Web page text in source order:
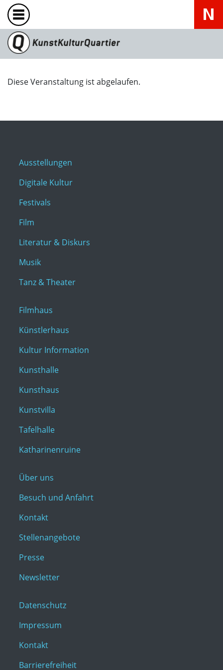
Diese Veranstaltung ist abgelaufen.
Ausstellungen
Digitale Kultur
Festivals
Film
Literatur & Diskurs
Musik
Tanz & Theater
Filmhaus
Künstlerhaus
Kultur Information
Kunsthalle
Kunsthaus
Kunstvilla
Tafelhalle
Katharinenruine
Über uns
Besuch und Anfahrt
Kontakt
Stellenangebote
Presse
Newsletter
Datenschutz
Impressum
Kontakt
Barrierefreiheit